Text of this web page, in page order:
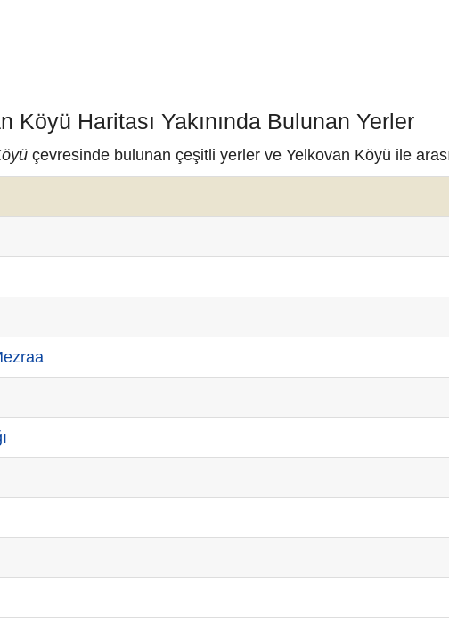
Köyü Haritası Yakınında Bulunan Yerler
çevresinde bulunan çeşitli yerler ve Yelkovan Köyü ile